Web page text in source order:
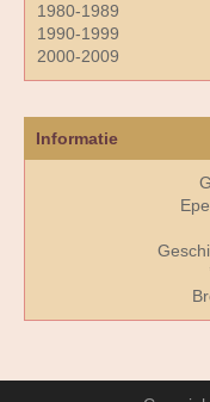
1980-1989
1990-1999
2000-2009
Informatie